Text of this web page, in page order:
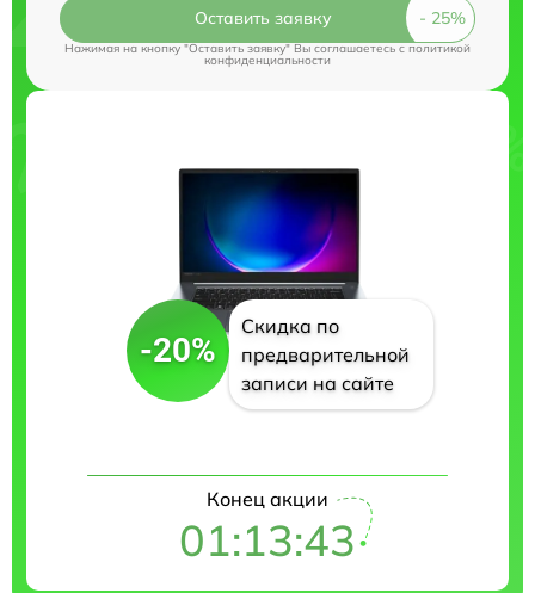
Оставить заявку
Нажимая на кнопку "Оставить заявку" Вы соглашаетесь cполитикой
конфиденциальности
-20%
Скидка по
предварительной
записи на сайте
Конец акции
01:13:42